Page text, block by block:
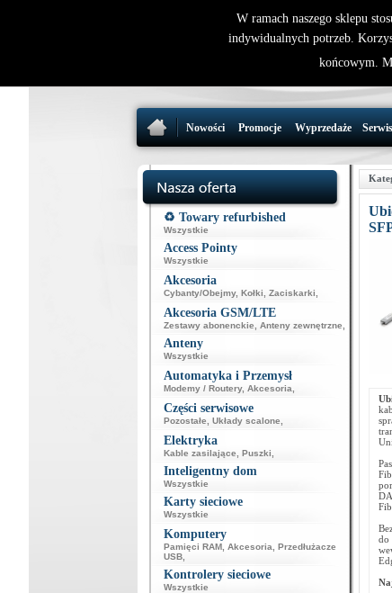
Nowości Promocje Wyprzedaże Serwis
♻️ Towary refurbished
Wszystkie
Access Pointy
Wszystkie
Akcesoria
Cybanty/Obejmy, Kołki Zaciskarki
Akcesoria GSM/LTE
Zestawy abonenckie Anteny zewnętrzne
Anteny
Wszystkie
Automatyka i Przemysł
Modemy / Routery, Akcesoria
Części serwisowe
Pozostałe Układy scalone
Elektryka
Kable zasilające Puszki
Inteligentny dom
Wszystkie
Karty sieciowe
Wszystkie
Komputery
Pamięci RAM, Akcesoria
Przedłużacze
USB,
Kontrolery sieciowe
Wszystkie
do
W ramach naszego sklepu
indywidualnych potrzeb.
końcowym.